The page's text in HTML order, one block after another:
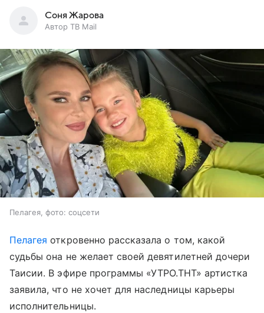
Соня Жарова
Автор ТВ Mail
Пелагея, фото: соцсети
Пелагея откровенно рассказала о том, какой
судьбы она не желает своей девятилетней дочери
Таисии. В эфире программы «УТРО.ТНТ» артистка
заявила, что не хочет для наследницы карьеры
исполнительницы.